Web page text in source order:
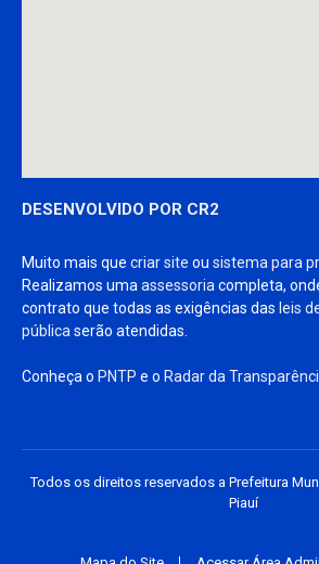
DESENVOLVIDO POR CR2
Muito mais que criar site ou sistema para
Realizamos umaassessoriacompleta,
contrato que todas as exigências das leis
públicaserão atendidas.
Conheça o PNTP e o Radar da
Todos os direitos reservados a Prefeitura
Piauí